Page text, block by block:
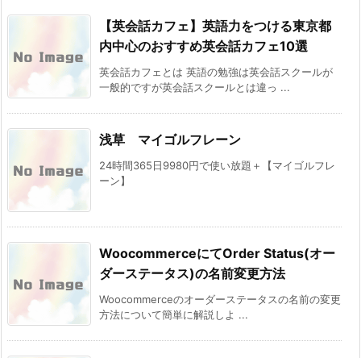
【英会話カフェ】英語力をつける東京都
内中心のおすすめ英会話カフェ10選
英会話カフェとは 英語の勉強は英会話スクールが
一般的ですが英会話スクールとは違っ ...
浅草 マイゴルフレーン
24時間365日9980円で使い放題＋【マイゴルフレ
ーン】
WoocommerceにてOrder Status(オー
ダーステータス)の名前変更方法
Woocommerceのオーダーステータスの名前の変更
方法について簡単に解説しよ ...